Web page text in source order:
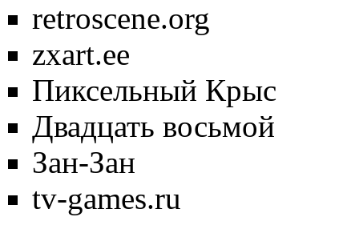
retroscene.org
zxart.ee
Пиксельный Крыс
Двадцать восьмой
Зан-Зан
tv-games.ru